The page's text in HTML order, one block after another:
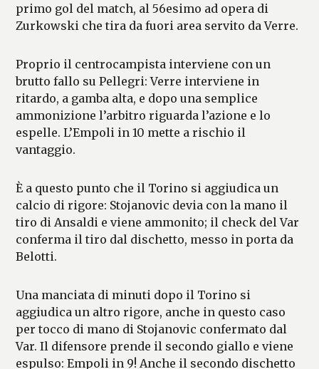
primo gol del match, al 56esimo ad opera di
Zurkowski che tira da fuori area servito da Verre.
Proprio il centrocampista interviene con un
brutto fallo su Pellegri: Verre interviene in
ritardo, a gamba alta, e dopo una semplice
ammonizione l’arbitro riguarda l’azione e lo
espelle. L’Empoli in 10 mette a rischio il
vantaggio.
È a questo punto che il Torino si aggiudica un
calcio di rigore: Stojanovic devia con la mano il
tiro di Ansaldi e viene ammonito; il check del Var
conferma il tiro dal dischetto, messo in porta da
Belotti.
Una manciata di minuti dopo il Torino si
aggiudica un altro rigore, anche in questo caso
per tocco di mano di Stojanovic confermato dal
Var. Il difensore prende il secondo giallo e viene
espulso: Empoli in 9! Anche il secondo dischetto